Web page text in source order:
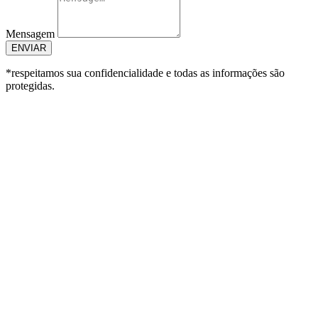
Mensagem
ENVIAR
*respeitamos sua confidencialidade e todas as informações são
protegidas.